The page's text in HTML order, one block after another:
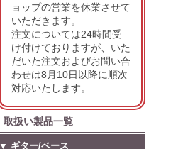
ョップの営業を休業させて
いただきます。
注文については24時間受
け付けておりますが、いた
だいた注文およびお問い合
わせは8月10日以降に順次
対応いたします。
取扱い製品一覧
▼ ギター/ベース